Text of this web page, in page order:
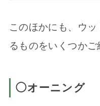
このほかにも、ウ
るものをいくつかご
◯オーニング